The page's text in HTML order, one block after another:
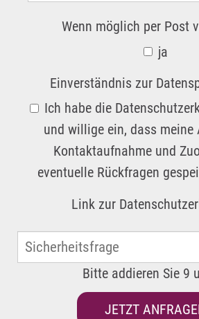
Wenn möglich per Post
ja
Einverständnis zur
Ich habe die
und willige ein, dass meine
Kontaktaufnahme und
eventuelle Rückfragen
Link zur
Bitte addieren Sie 9
JETZT